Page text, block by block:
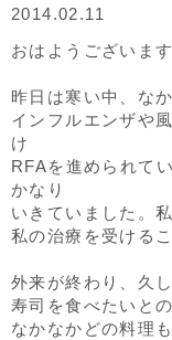
2014.02.11
おはようございます
昨日は寒い中、な
インフルエンザや
け
RFAを進められて
かなり
いきていました。
私の治療を受ける
外来が終わり、久
寿司を食べたいと
なかなかどの料理